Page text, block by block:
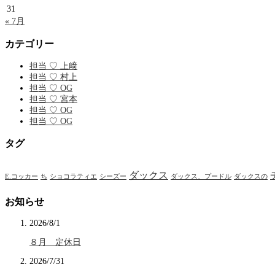
31
« 7月
カテゴリー
担当 ♡ 上﨑
担当 ♡ 村上
担当 ♡ OG
担当 ♡ 宮本
担当 ♡ OG
担当 ♡ OG
タグ
E.コッカー ち ショコラティエ シーズー ダックス ダックス、プードル ダックスの
お知らせ
2026/8/1
８月 定休日
2026/7/31